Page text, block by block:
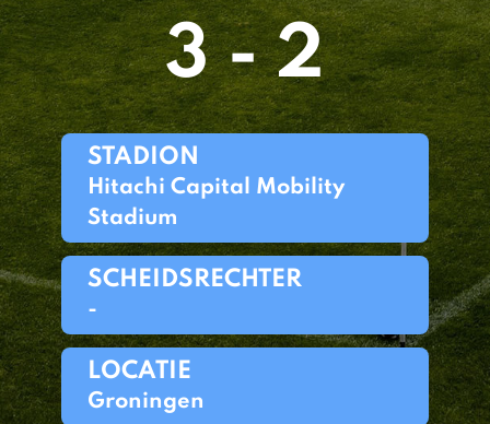
3 - 2
STADION
Hitachi Capital Mobility
Stadium
SCHEIDSRECHTER
-
LOCATIE
Groningen